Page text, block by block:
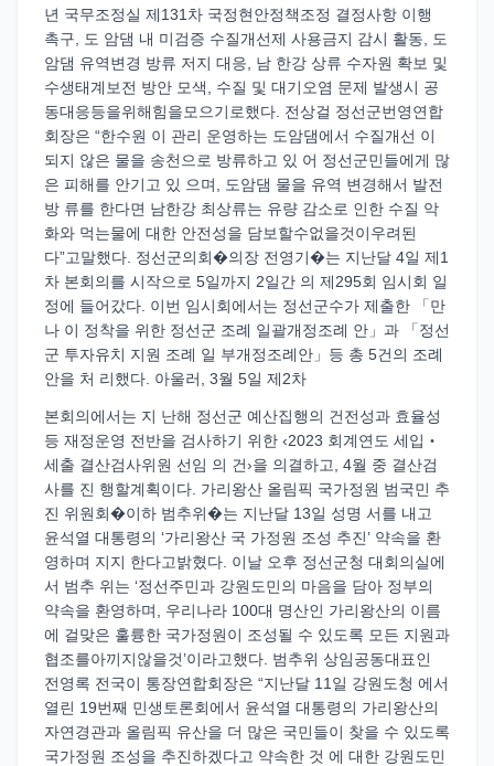
년 국무조정실 제131차 국정현안정책조정 결정사항 이행
촉구, 도 암댐 내 미검증 수질개선제 사용금지 감시 활동, 도
암댐 유역변경 방류 저지 대응, 남 한강 상류 수자원 확보 및
수생태계보전 방안 모색, 수질 및 대기오염 문제 발생시 공
동대응등을위해힘을모으기로했다. 전상걸 정선군번영연합
회장은 “한수원 이 관리 운영하는 도암댐에서 수질개선 이
되지 않은 물을 송천으로 방류하고 있 어 정선군민들에게 많
은 피해를 안기고 있 으며, 도암댐 물을 유역 변경해서 발전
방 류를 한다면 남한강 최상류는 유량 감소로 인한 수질 악
화와 먹는물에 대한 안전성을 담보할수없을것이우려된
다”고말했다. 정선군의회�의장 전영기�는 지난달 4일 제1
차 본회의를 시작으로 5일까지 2일간 의 제295회 임시회 일
정에 들어갔다. 이번 임시회에서는 정선군수가 제출한 「만
나 이 정착을 위한 정선군 조례 일괄개정조례 안」과 「정선
군 투자유치 지원 조례 일 부개정조례안」등 총 5건의 조례
안을 처 리했다. 아울러, 3월 5일 제2차
본회의에서는 지 난해 정선군 예산집행의 건전성과 효율성
등 재정운영 전반을 검사하기 위한 ‹2023 회계연도 세입‧
세출 결산검사위원 선임 의 건›을 의결하고, 4월 중 결산검
사를 진 행할계획이다. 가리왕산 올림픽 국가정원 범국민 추
진 위원회�이하 범추위�는 지난달 13일 성명 서를 내고
윤석열 대통령의 ‘가리왕산 국 가정원 조성 추진’ 약속을 환
영하며 지지 한다고밝혔다. 이날 오후 정선군청 대회의실에
서 범추 위는 ‘정선주민과 강원도민의 마음을 담아 정부의
약속을 환영하며, 우리나라 100대 명산인 가리왕산의 이름
에 걸맞은 훌륭한 국가정원이 조성될 수 있도록 모든 지원과
협조를아끼지않을것’이라고했다. 범추위 상임공동대표인
전영록 전국이 통장연합회장은 “지난달 11일 강원도청 에서
열린 19번째 민생토론회에서 윤석열 대통령의 가리왕산의
자연경관과 올림픽 유산을 더 많은 국민들이 찾을 수 있도록
국가정원 조성을 추진하겠다고 약속한 것 에 대한 강원도민